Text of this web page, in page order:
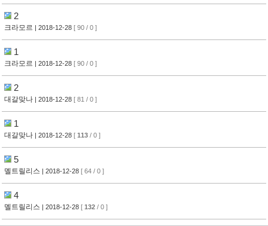
2
크라모르 | 2018-12-28 [ 90 / 0 ]
1
크라모르 | 2018-12-28 [ 90 / 0 ]
2
대갈맞나 | 2018-12-28 [ 81 / 0 ]
1
대갈맞나 | 2018-12-28 [ 113 / 0 ]
5
멜트릴리스 | 2018-12-28 [ 64 / 0 ]
4
멜트릴리스 | 2018-12-28 [ 132 / 0 ]